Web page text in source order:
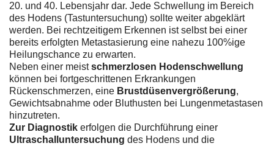
20. und 40. Lebensjahr dar. Jede Schwellung im Bereich
des Hodens (Tastuntersuchung) sollte weiter abgeklärt
werden. Bei rechtzeitigem Erkennen ist selbst bei einer
bereits erfolgten Metastasierung eine nahezu 100%ige
Heilungschance zu erwarten.
Neben einer meistschmerzlosen Hodenschwellung
können bei fortgeschrittenen Erkrankungen
Rückenschmerzen, eine Brustdüsenvergrößerung,
Gewichtsabnahme oder Bluthusten bei Lungenmetastasen
hinzutreten.
Zur Diagnostik erfolgen die Durchführung einer
Ultraschalluntersuchung des Hodens und die